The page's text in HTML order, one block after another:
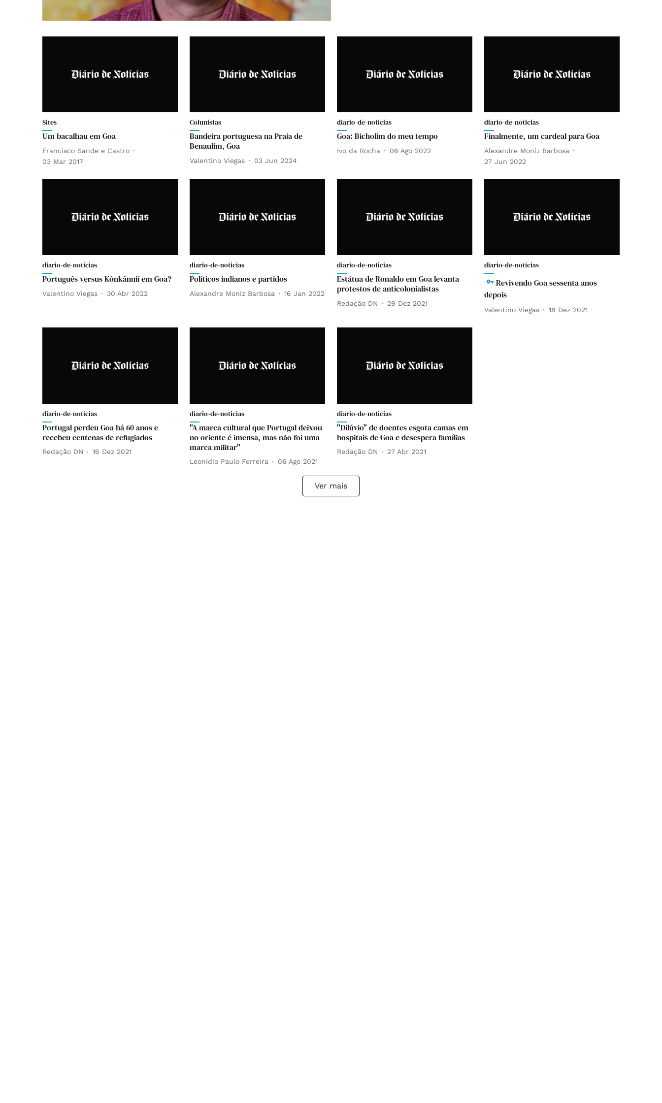
Sites
Um bacalhau em Goa
Francisco Sande e Castro
03 Mar 2017
Colunistas
Bandeira portuguesa na Praia de
Benaulim, Goa
Valentino Viegas 03 Jun 2024
diario-de-noticias
Goa: Bicholim do meu tempo
Ivo da Rocha 06 Ago 2022
diario-de-noticias
Finalmente, um cardeal para Goa
Alexandre Moniz Barbosa
27 Jun 2022
diario-de-noticias
Português versus Kônkânnií em Goa?
Valentino Viegas 30 Abr 2022
diario-de-noticias
Políticos indianos e partidos
Alexandre Moniz Barbosa 16 Jan 2022
diario-de-noticias
Estátua de Ronaldo em Goa levanta
protestos de anticolonialistas
Redação DN 29 Dez 2021
diario-de-noticias
Revivendo Goa sessenta anos
depois
Valentino Viegas 18 Dez 2021
diario-de-noticias
Portugal perdeu Goa há 60 anos e
recebeu centenas de refugiados
Redação DN 16 Dez 2021
diario-de-noticias
"A marca cultural que Portugal deixou
no oriente é imensa, mas não foi uma
marca militar"
Leonídio Paulo Ferreira 06 Ago 2021
diario-de-noticias
"Dilúvio" de doentes esgota camas em
hospitais de Goa e desespera famílias
Redação DN 27 Abr 2021
Ver mais